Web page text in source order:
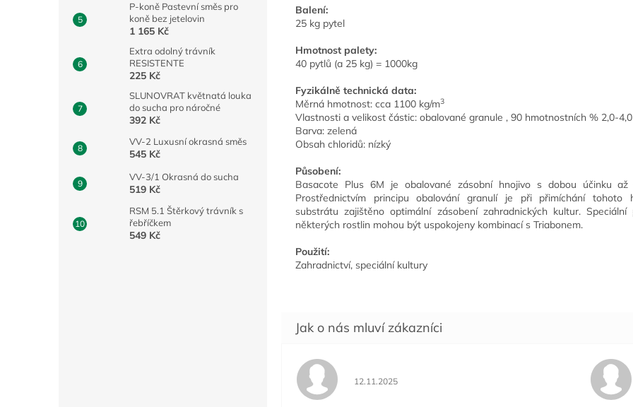
P-koně Pastevní směs pro
koně bez jetelovin
1 165 Kč
Extra odolný trávník
RESISTENTE
225 Kč
SLUNOVRAT květnatá louka
do sucha pro náročné
392 Kč
VV-2 Luxusní okrasná směs
545 Kč
VV-3/1 Okrasná do sucha
519 Kč
RSM 5.1 Štěrkový trávník s
řebříčkem
549 Kč
Balení:
25 kg pytel
Hmotnost palety:
40 pytlů (a 25 kg) = 1000kg
Fyzikálně technická data:
Měrná hmotnost: cca 1100 kg/m3
Vlastnosti a velikost částic: obalované granule , 90 hmotnostních % 2,0-
Barva: zelená
Obsah chloridů: nízký
Působení:
Basacote Plus 6M je obalované zásobní hnojivo s dobou účinku až
Prostřednictvím principu obalování granulí je při přimíchání tohoto
substrátu zajištěno optimální zásobení zahradnických kultur. Speciální
některých rostlin mohou být uspokojeny kombinací s Triabonem.
Použití:
Zahradnictví, speciální kultury
Hodnocení obchodu je 5 z 5 hvězdiček.
12.11.2025